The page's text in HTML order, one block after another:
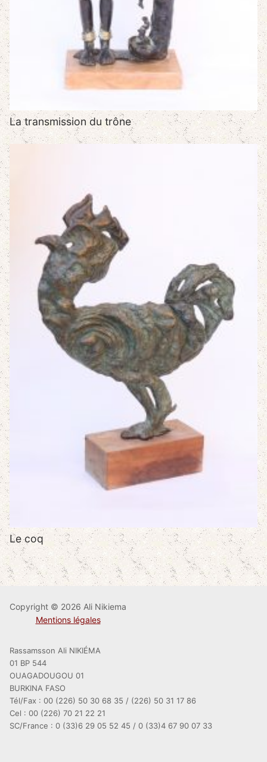
La transmission du trône
Le coq
Copyright © 2026 Ali Nikiema
Mentions légales
Rassamsson Ali NIKIÉMA
01 BP 544
OUAGADOUGOU 01
BURKINA FASO
Tél/Fax : 00 (226) 50 30 68 35 / (226) 50 31 17 86
Cel : 00 (226) 70 21 22 21
SC/France : 0 (33)6 29 05 52 45 / 0 (33)4 67 90 07 33